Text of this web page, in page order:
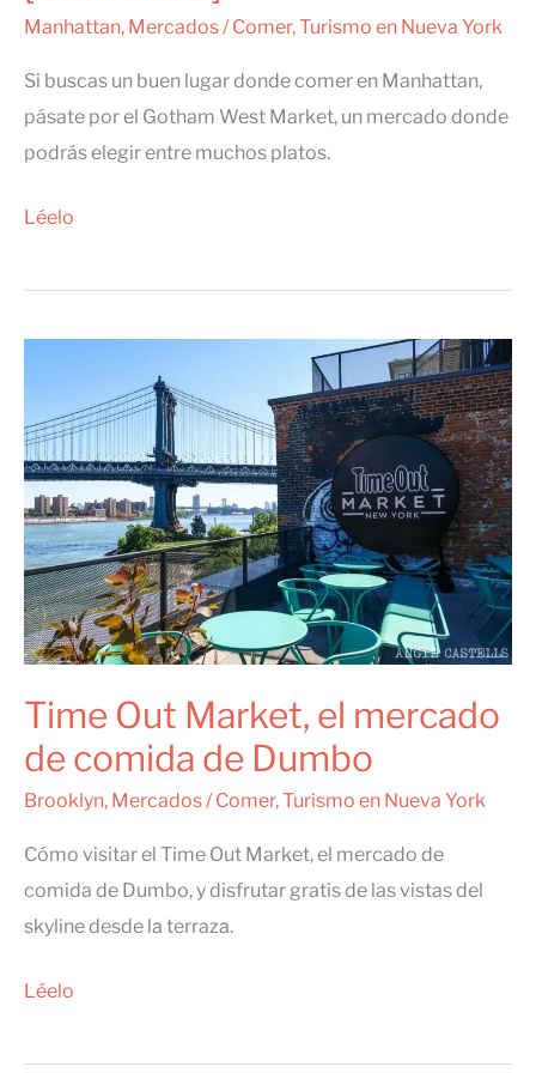
Manhattan, Mercados/Comer,Turismo en Nueva York
Si buscas un buen lugar donde comer en Manhattan,
pásate por el Gotham West Market, un mercado donde
podrás elegir entre muchos platos.
Gotham
Market,
Hell’s
Kitchen
[CERRADO]
Léelo
Time Out Market, el mercado
de comida de Dumbo
Brooklyn, Mercados /Comer,Turismo en Nueva York
Cómo visitar el Time Out Market, el mercado de
comida de Dumbo, y disfrutar gratis de las vistas del
skyline desde la terraza.
Time
Market,
Léelo